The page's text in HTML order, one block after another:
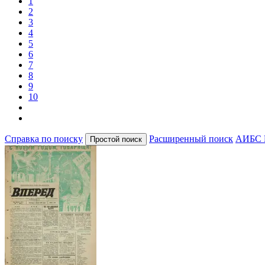
2
3
4
5
6
7
8
9
10
Справка по поиску Расширенный поиск АИБС